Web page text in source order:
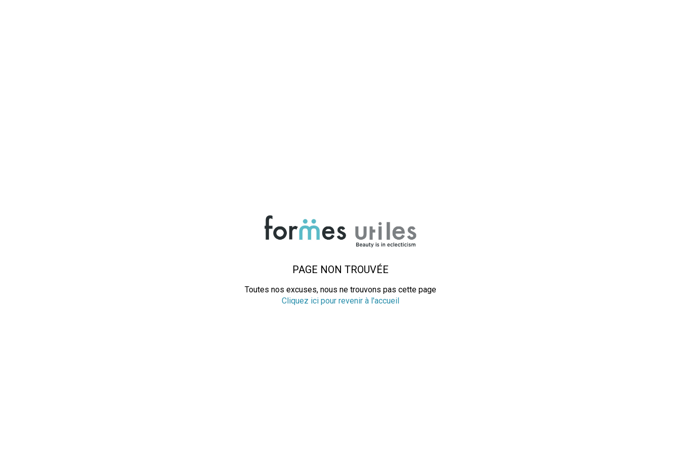
PAGE NON TROUVÉE
Toutes nos excuses, nous ne trouvons pas cette page
Cliquez ici pour revenir à l'accueil